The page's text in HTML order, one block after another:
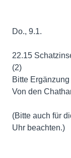
Do., 9.1.
22.15
(2)
Bitte
Von den
(Bitte auch für
Uhr beachten.)